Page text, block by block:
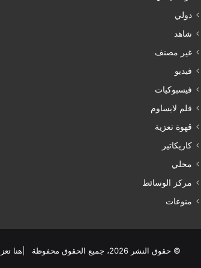
دولي
شاهد
غير مصنف
فيديو
فيسبوكيات
قلم لايساوم
قهوة تعزية
كاريكاتير
محلي
مركز الوسائط
منوعات
© حقوق النشر 2026، جميع الحقوق محفوظة |هنا تعز